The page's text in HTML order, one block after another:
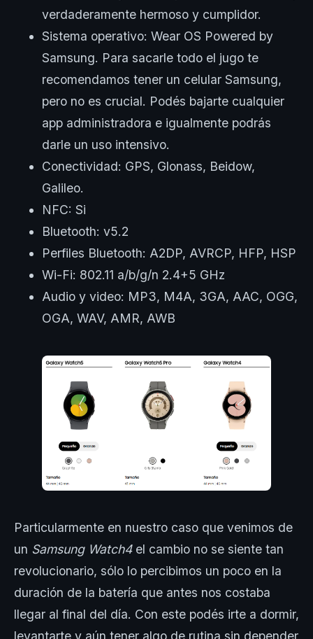
verdaderamente hermoso y cumplidor.
Sistema operativo: Wear OS Powered by
Samsung. Para sacarle todo el jugo te
recomendamos tener un celular Samsung,
pero no es crucial. Podés bajarte cualquier
app administradora e igualmente podrás
darle un uso intensivo.
Conectividad: GPS, Glonass, Beidow,
Galileo.
NFC: Si
Bluetooth: v5.2
Perfiles Bluetooth: A2DP, AVRCP, HFP, HSP
Wi-Fi: 802.11 a/b/g/n 2.4+5 GHz
Audio y video: MP3, M4A, 3GA, AAC, OGG,
OGA, WAV, AMR, AWB
Particularmente en nuestro caso que venimos de
un Samsung Watch4el cambio no se siente tan
revolucionario, sólo lo percibimos un poco en la
duración de la batería que antes nos costaba
llegar al final del día. Con este podés irte a dormir,
levantarte y aún tener algo de rutina sin depender